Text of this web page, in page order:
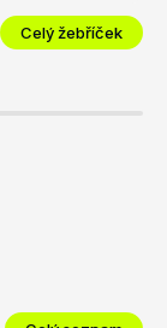
Celý žebříček